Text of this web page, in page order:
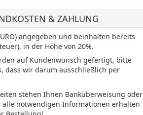
& ZAHLUNG
angegeben und beinhalten bereits
in der Höhe von 20%.
auf Kundenwunsch gefertigt, bitte
dass wir darum ausschließlich per
stehen Ihnen Banküberweisung oder
alle notwendigen Informationen erhalten